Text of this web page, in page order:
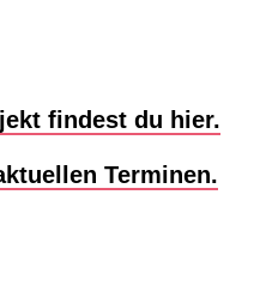
findest du hier.
Terminen.